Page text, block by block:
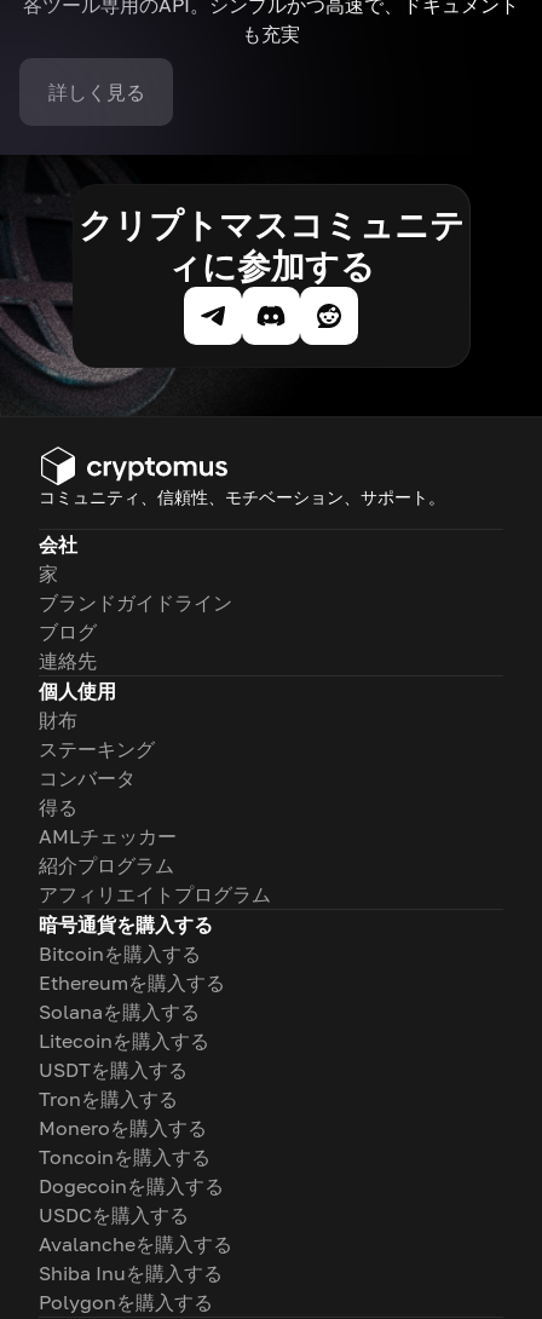
各ツール専用のAPI。シンプルかつ高速で、ドキュメント
も充実
詳しく見る
クリプトマスコミュニテ
ィに参加する
コミュニティ、信頼性、モチベーション、サポート。
会社
家
ブランドガイドライン
ブログ
連絡先
個人使用
財布
ステーキング
コンバータ
得る
AMLチェッカー
紹介プログラム
アフィリエイトプログラム
暗号通貨を購入する
Bitcoinを購入する
Ethereumを購入する
Solanaを購入する
Litecoinを購入する
USDTを購入する
Tronを購入する
Moneroを購入する
Toncoinを購入する
Dogecoinを購入する
USDCを購入する
Avalancheを購入する
Shiba Inuを購入する
Polygonを購入する